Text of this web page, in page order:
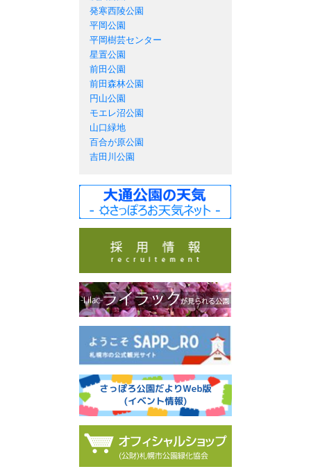
発寒西陵公園
平岡公園
平岡樹芸センター
星置公園
前田公園
前田森林公園
円山公園
モエレ沼公園
山口緑地
百合が原公園
吉田川公園